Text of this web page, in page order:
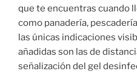
que te encuentras cuando
como panadería,
las únicas indicaciones
añadidas son las de
señalización del gel